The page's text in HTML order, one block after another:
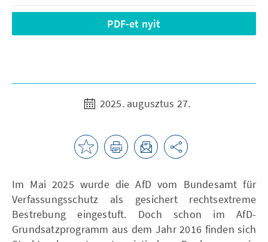
PDF-et nyit
2025. augusztus 27.
Im Mai 2025 wurde die AfD vom Bundesamt für
Verfassungsschutz als gesichert rechtsextreme
Bestrebung eingestuft. Doch schon im AfD-
Grundsatzprogramm aus dem Jahr 2016 finden sich